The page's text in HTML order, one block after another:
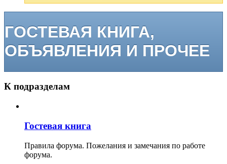
ГОСТЕВАЯ КНИГА,
ОБЪЯВЛЕНИЯ И ПРОЧЕЕ
К подразделам
Гостевая книга
Правила форума. Пожелания и замечания по работе
форума.